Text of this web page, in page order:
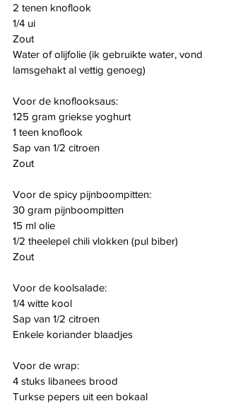
2 tenen knoflook
1/4 ui
Zout
Water of olijfolie (ik gebruikte water, vond
lamsgehakt al vettig genoeg)
Voor de knoflooksaus:
125 gram griekse yoghurt
1 teen knoflook
Sap van 1/2 citroen
Zout
Voor de spicy pijnboompitten:
30 gram pijnboompitten
15 ml olie
1/2 theelepel chili vlokken (pul biber)
Zout
Voor de koolsalade:
1/4 witte kool
Sap van 1/2 citroen
Enkele koriander blaadjes
Voor de wrap:
4 stuks libanees brood
Turkse pepers uit een bokaal